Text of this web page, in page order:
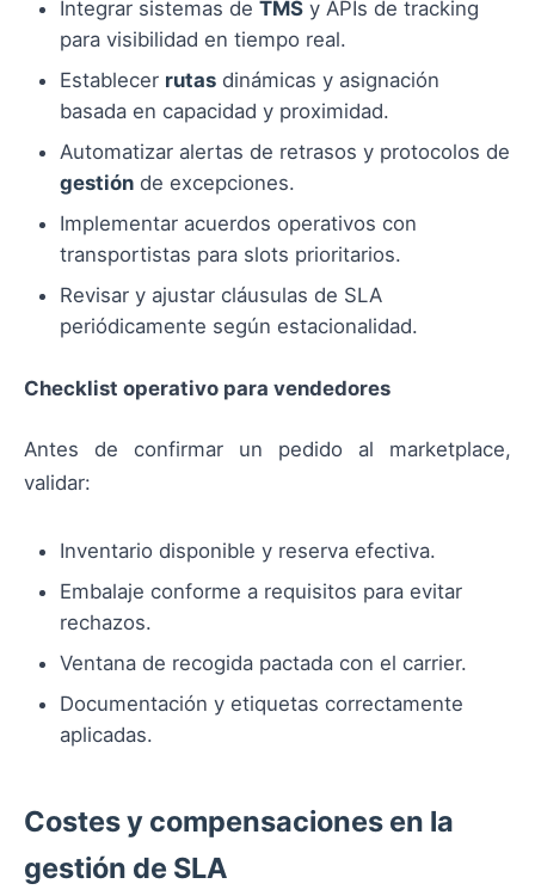
Integrar sistemas de TMS y APIs de tracking
para visibilidad en tiempo real.
Establecer rutas dinámicas y asignación
basada en capacidad y proximidad.
Automatizar alertas de retrasos y protocolos de
gestión de excepciones.
Implementar acuerdos operativos con
transportistas para slots prioritarios.
Revisar y ajustar cláusulas de SLA
periódicamente según estacionalidad.
Checklist operativo para vendedores
Antes de confirmar un pedido al marketplace,
validar:
Inventario disponible y reserva efectiva.
Embalaje conforme a requisitos para evitar
rechazos.
Ventana de recogida pactada con el carrier.
Documentación y etiquetas correctamente
aplicadas.
Costes y compensaciones en la
gestión de SLA